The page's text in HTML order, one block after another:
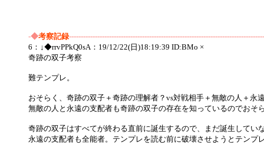
-◆考察記録
6：↓◆rrvPPkQ0sA：19/12/22(日)18:19:39 ID:BMo ×
奇跡の双子考察
難テンプレ。
おそらく、奇跡の双子＋奇跡の理解者？vs対戦相手＋無敵の人＋永
無敵の人と永遠の支配者も奇跡の双子の存在を知っているのでおそ
奇跡の双子はすべてが終わる直前に誕生するので、まだ誕生してい
永遠の支配者も全能者。テンプレを読む前に破壊させようとテンプ